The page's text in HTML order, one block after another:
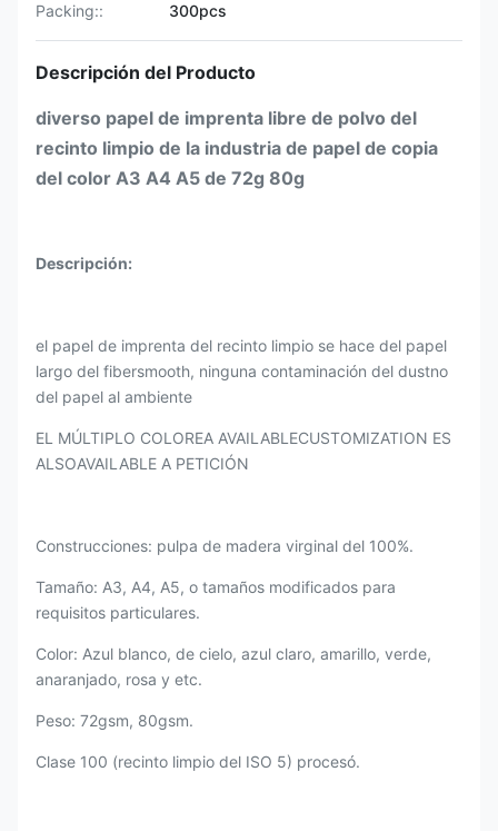
Packing::
300pcs
Descripción del Producto
diverso papel de imprenta libre de polvo del
recinto limpio de la industria de papel de copia
del color A3 A4 A5 de 72g 80g
Descripción:
el papel de imprenta del recinto limpio se hace del papel
largo del fibersmooth, ninguna contaminación del dustno
del papel al ambiente
EL MÚLTIPLO COLOREA AVAILABLECUSTOMIZATION ES
ALSOAVAILABLE A PETICIÓN
Construcciones: pulpa de madera virginal del 100%.
Tamaño: A3, A4, A5, o tamaños modificados para
requisitos particulares.
Color: Azul blanco, de cielo, azul claro, amarillo, verde,
anaranjado, rosa y etc.
Peso: 72gsm, 80gsm.
Clase 100 (recinto limpio del ISO 5) procesó.